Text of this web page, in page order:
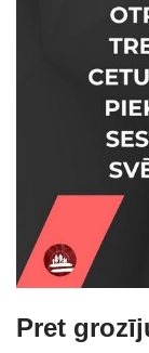
Pret